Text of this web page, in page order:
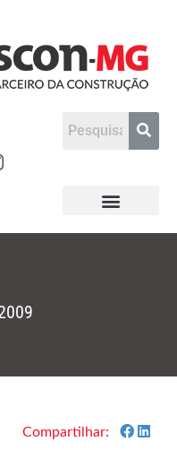
Compartilhar: